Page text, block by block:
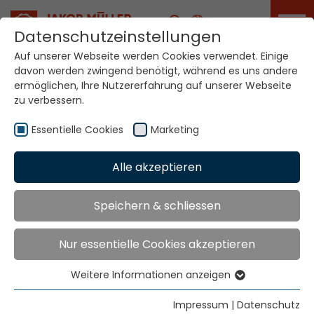
Karriere
Newsletter
Home Newsletter Anmeldung
Abonnieren Sie unseren Newsletter.
Land
Unternehmen*
Datenschutzeinstellungen
Auf unserer Webseite werden Cookies verwendet. Einige
davon werden zwingend benötigt, während es uns andere
ermöglichen, Ihre Nutzererfahrung auf unserer Webseite
zu verbessern.
Essentielle Cookies Marketing
Alle akzeptieren
Speichern & schliessen
Nur essentielle Cookies akzeptieren
Essentielle Cookies
Essentielle Cookies werden für grundlegende
Weitere Informationen anzeigen
Impressum | Datenschutz